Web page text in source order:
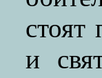
стоят
и